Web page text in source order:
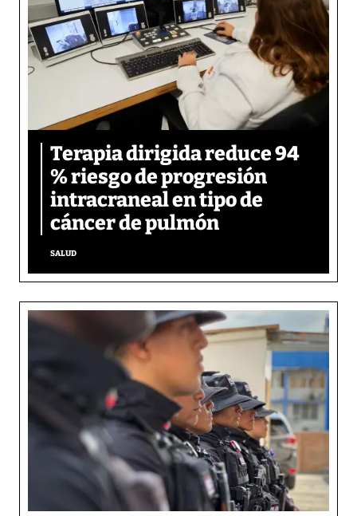
Terapia dirigida reduce 94
% riesgo de progresión
intracraneal en tipo de
cáncer de pulmón
SALUD